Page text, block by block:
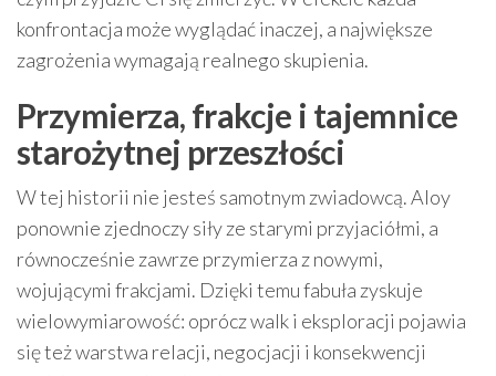
konfrontacja może wyglądać inaczej, a największe
zagrożenia wymagają realnego skupienia.
Przymierza, frakcje i tajemnice
starożytnej przeszłości
W tej historii nie jesteś samotnym zwiadowcą. Aloy
ponownie zjednoczy siły ze starymi przyjaciółmi, a
równocześnie zawrze przymierza z nowymi,
wojującymi frakcjami. Dzięki temu fabuła zyskuje
wielowymiarowość: oprócz walk i eksploracji pojawia
się też warstwa relacji, negocjacji i konsekwencji